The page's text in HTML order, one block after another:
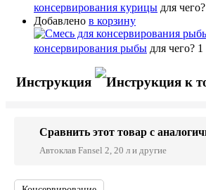
консервирования курицы для чего?
Добавлено в корзину
консервирования рыбы для чего? 1
Инструкция
Сравнить этот товар с
Автоклав Fansel 2, 20 л и другие